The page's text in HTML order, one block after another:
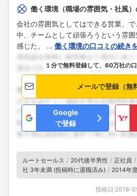
働く環境（職場の雰囲気・社風）
会社の雰囲気としてはできる営業、
中、チームとして頑張ろうという雰
感じた。 ... 働く環境の口コミの続き
１分で無料登録して、60万社の
メールで登録（無
Google
で登録
ルートセールス 20代後半男性 正社員
社 3年未満 (投稿時に退職済み)
2014年
投稿日:2018-